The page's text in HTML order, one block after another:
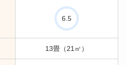
6.5
13畳（21㎡）